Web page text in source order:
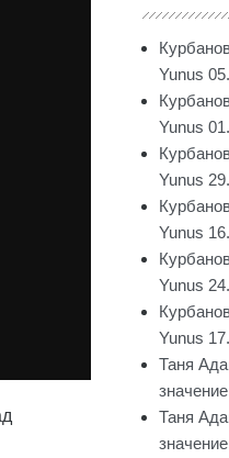
Yunus
Yunus
Yunus
Yunus
Yunus
Yunus
Таня
Таня